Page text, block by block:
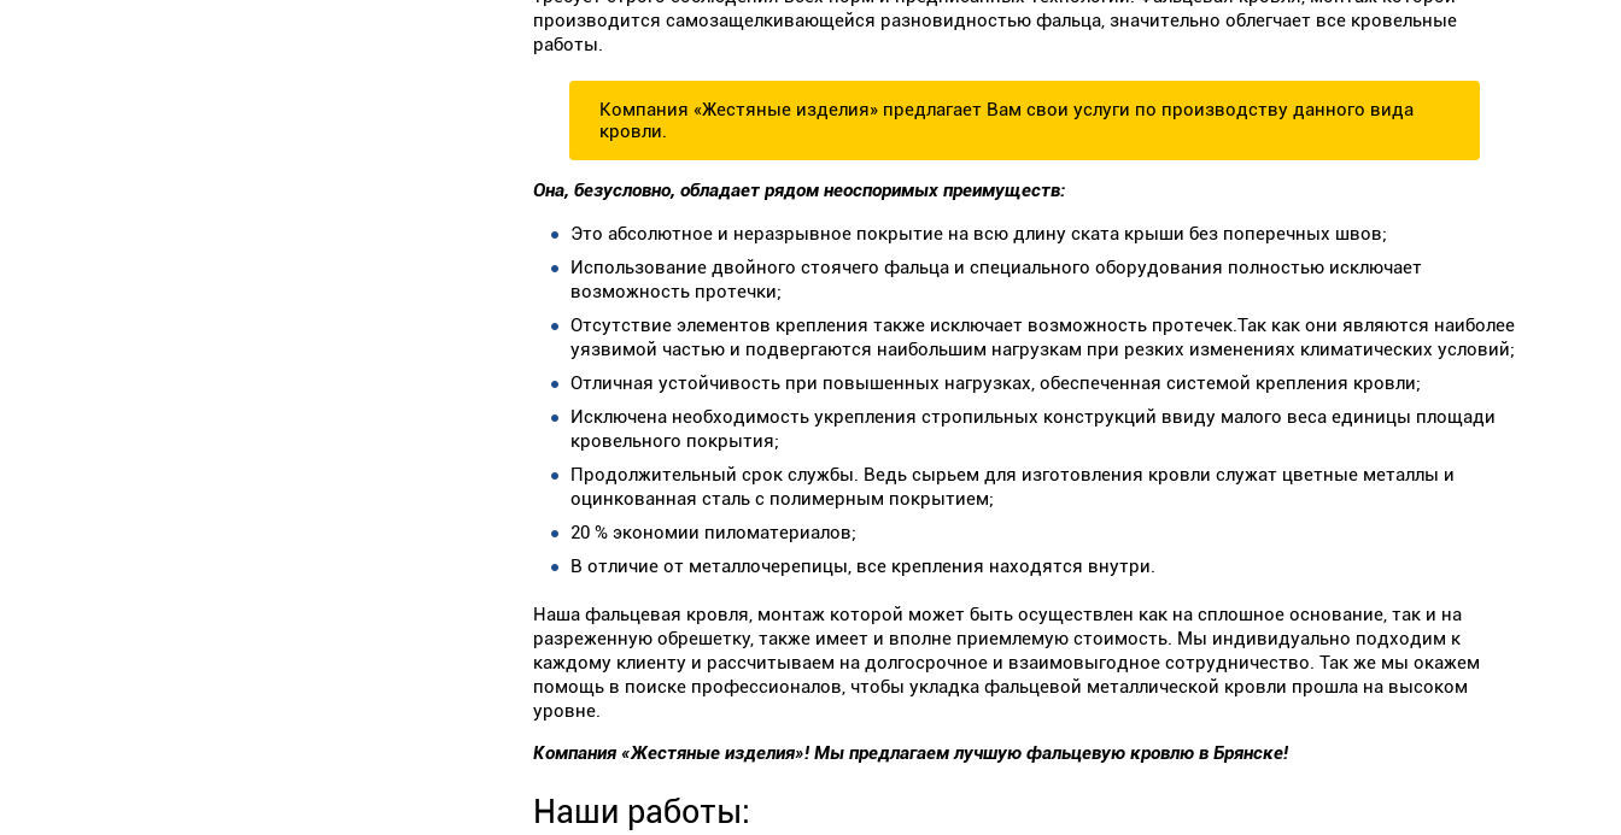
производится самозащелкивающейся разновидностью фальца, значительно облегчает все кровельные
работы.
Компания «Жестяные изделия» предлагает Вам свои услуги по производству данного вида
кровли.
Она, безусловно, обладает рядом неоспоримых преимуществ:
Это абсолютное и неразрывное покрытие на всю длину ската крыши без поперечных швов;
Использование двойного стоячего фальца и специального оборудования полностью исключает
возможность протечки;
Отсутствие элементов крепления также исключает возможность протечек.Так как они являются наиболее
уязвимой частью и подвергаются наибольшим нагрузкам при резких изменениях климатических условий;
Отличная устойчивость при повышенных нагрузках, обеспеченная системой крепления кровли;
Исключена необходимость укрепления стропильных конструкций ввиду малого веса единицы площади
кровельного покрытия;
Продолжительный срок службы. Ведь сырьем для изготовления кровли служат цветные металлы и
оцинкованная сталь с полимерным покрытием;
20 % экономии пиломатериалов;
В отличие от металлочерепицы, все крепления находятся внутри.
Наша фальцевая кровля, монтаж которой может быть осуществлен как на сплошное основание, так и на
разреженную обрешетку, также имеет и вполне приемлемую стоимость. Мы индивидуально подходим к
каждому клиенту и рассчитываем на долгосрочное и взаимовыгодное сотрудничество. Так же мы окажем
помощь в поиске профессионалов, чтобы укладка фальцевой металлической кровли прошла на высоком
уровне.
Компания «Жестяные изделия»! Мы предлагаем лучшую фальцевую кровлю в Брянске!
Наши работы: